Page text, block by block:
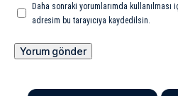
Daha sonraki yorumlarımda kullanılması
adresim bu tarayıcıya kaydedilsin.